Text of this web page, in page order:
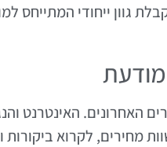
גוון ייחודי המתייחס
האחרונים. האינטרנט
מחירים, לקרוא ביקורות